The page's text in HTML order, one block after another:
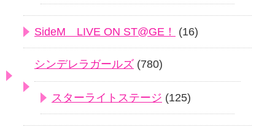
SideM LIVE ON ST@GE！ (16)
シンデレラガールズ (780)
スターライトステージ (125)